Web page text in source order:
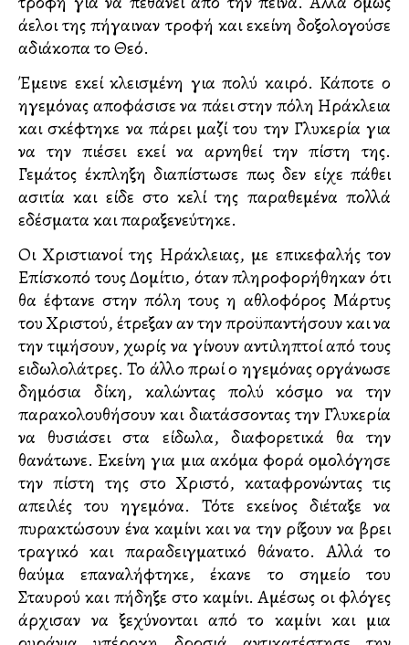
άγγελοι της πήγαιναν τροφή και εκείνη δοξολογούσε
αδιάκοπα το Θεό.
Έμεινε εκεί κλεισμένη για πολύ καιρό. Κάποτε ο
ηγεμόνας αποφάσισε να πάει στην πόλη Ηράκλεια
και σκέφτηκε να πάρει μαζί του την Γλυκερία για
να την πιέσει εκεί να αρνηθεί την πίστη της.
Γεμάτος έκπληξη διαπίστωσε πως δεν είχε πάθει
ασιτία και είδε στο κελί της παραθεμένα πολλά
εδέσματα και παραξενεύτηκε.
Οι Χριστιανοί της Ηράκλειας, με επικεφαλής τον
Επίσκοπό τους Δομίτιο, όταν πληροφορήθηκαν ότι
θα έφτανε στην πόλη τους η αθλοφόρος Μάρτυς
του Χριστού, έτρεξαν αν την προϋπαντήσουν και να
την τιμήσουν, χωρίς να γίνουν αντιληπτοί από τους
ειδωλολάτρες. Το άλλο πρωί ο ηγεμόνας οργάνωσε
δημόσια δίκη, καλώντας πολύ κόσμο να την
παρακολουθήσουν και διατάσσοντας την Γλυκερία
να θυσιάσει στα είδωλα, διαφορετικά θα την
θανάτωνε. Εκείνη για μια ακόμα φορά ομολόγησε
την πίστη της στο Χριστό, καταφρονώντας τις
απειλές του ηγεμόνα. Τότε εκείνος διέταξε να
πυρακτώσουν ένα καμίνι και να την ρίξουν να βρει
τραγικό και παραδειγματικό θάνατο. Αλλά το
θαύμα επαναλήφτηκε, έκανε το σημείο του
Σταυρού και πήδηξε στο καμίνι. Αμέσως οι φλόγες
άρχισαν να ξεχύνονται από το καμίνι και μια